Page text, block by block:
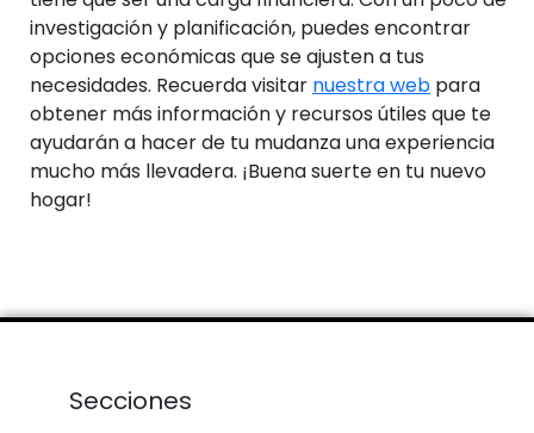
investigación y planificación, puedes encontrar
opciones económicas que se ajusten a tus
necesidades. Recuerda visitar nuestra web para
obtener más información y recursos útiles que te
ayudarán a hacer de tu mudanza una experiencia
mucho más llevadera. ¡Buena suerte en tu nuevo
hogar!
Secciones